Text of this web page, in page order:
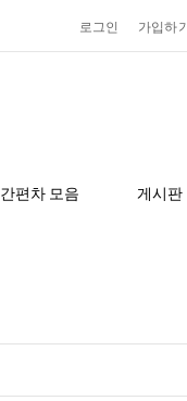
로그인 가입하기
간편차 모음 게시판